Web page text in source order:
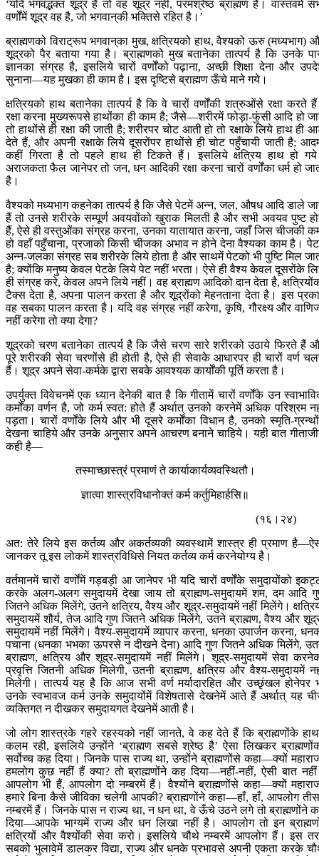
‘यदि भगवद्भक्त शूद्र है तो वह शूद्र नहीं, परमश्रेष्ठ ब्राह्मण है। वास्तवमें
वर्णोंमें शूद्र वह है, जो भगवान‍्की भक्तिसे रहित है।’
ब्राह्मणको विराट्रूप भगवान‍्का मुख, क्षत्रियको हाथ, वैश्यको ऊरु (मध्यभाग)
शूद्रको पैर बताया गया है। ब्राह्मणको मुख बतानेका तात्पर्य है कि उनके
ज्ञानका संग्रह है, इसलिये चारों वर्णोंको पढ़ाना, अच्छी शिक्षा देना और
सुनाना—यह मुखका ही काम है। इस दृष्टिसे ब्राह्मण ऊँचे माने गये।
क्षत्रियको हाथ बतानेका तात्पर्य है कि वे चारों वर्णोंकी शत्रुओंसे रक्षा करते
रक्षा करना मुख्यरूपसे हाथोंका ही काम है; जैसे—शरीरमें फोड़ा-फुंसी आदि हो
तो हाथोंसे ही रक्षा की जाती है; शरीरपर चोट आती हो तो रक्षाके लिये हाथ ही
देते हैं, और अपनी रक्षाके लिये दूसरोंपर हाथोंसे ही चोट पहुँचायी जाती है;
कहीं गिरता है तो पहले हाथ ही टिकते हैं। इसलिये क्षत्रिय हाथ हो
अराजकता फैल जानेपर तो जन, धन आदिकी रक्षा करना चारों वर्णोंका धर्म हो
है।
वैश्यको मध्यभाग कहनेका तात्पर्य है कि जैसे पेटमें अन्न, जल, औषध आदि डाले
हैं तो उनसे शरीरके सम्पूर्ण अवयवोंको खुराक मिलती है और सभी अवयव पुष्ट
हैं, ऐसे ही वस्तुओंका संग्रह करना, उनका यातायात करना, जहाँ जिस चीजकी
हो वहाँ पहुँचाना, प्रजाको किसी चीजका अभाव न होने देना वैश्यका काम है।
अन्न-जलका संग्रह सब शरीरके लिये होता है और साथमें पेटको भी पुष्टि मिल
है; क्योंकि मनुष्य केवल पेटके लिये पेट नहीं भरता। ऐसे ही वैश्य केवल दूसरोंके
ही संग्रह करे, केवल अपने लिये नहीं। वह ब्राह्मण आदिको दान देता है,
टैक्स देता है, अपना पालन करता है और शूद्रोंको मेहनताना देता है। इस
वह सबका पालन करता है। यदि वह संग्रह नहीं करेगा, कृषि, गौरक्ष्य और
नहीं करेगा तो क्या देगा?
शूद्रको चरण बतानेका तात्पर्य है कि जैसे चरण सारे शरीरको उठाये फिरते हैं
पूरे शरीरकी सेवा चरणोंसे ही होती है, ऐसे ही सेवाके आधारपर ही चारों वर्ण
हैं। शूद्र अपने सेवा-कर्मके द्वारा सबके आवश्यक कार्योंकी पूर्ति करता है।
उपर्युक्त विवेचनमें एक ध्यान देनेकी बात है कि गीतामें चारों वर्णोंके उन
कर्मोंका वर्णन है, जो कर्म स्वत: होते हैं अर्थात् उनको करनेमें अधिक परिश्रम
पड़ता। चारों वर्णोंके लिये और भी दूसरे कर्मोंका विधान है, उनको स्मृति-
देखना चाहिये और उनके अनुसार अपने आचरण बनाने चाहिये। यही बात
कही है—
तस्माच्छास्त्रं प्रमाणं ते कार्याकार्यव्यवस्थितौ।
ज्ञात्वा शास्त्रविधानोक्तं कर्म कर्तुमिहार्हसि॥
(१६।२४)
अत: तेरे लिये इस कर्तव्य और अकर्तव्यकी व्यवस्थामें शास्त्र ही प्रमाण
जानकर तू इस लोकमें शास्त्रविधिसे नियत कर्तव्य कर्म करनेयोग्य है।
वर्तमानमें चारों वर्णोंमें गड़बड़ी आ जानेपर भी यदि चारों वर्णोंके समुदायोंको
करके अलग-अलग समुदायमें देखा जाय तो ब्राह्मण-समुदायमें शम, दम आदि
जितने अधिक मिलेंगे, उतने क्षत्रिय, वैश्य और शूद्र-समुदायमें नहीं मिलेंगे।
समुदायमें शौर्य, तेज आदि गुण जितने अधिक मिलेंगे, उतने ब्राह्मण, वैश्य और
समुदायमें नहीं मिलेंगे। वैश्य-समुदायमें व्यापार करना, धनका उपार्जन करना,
पचाना (धनका भभका ऊपरसे न दीखने देना) आदि गुण जितने अधिक मिलेंगे,
ब्राह्मण, क्षत्रिय और शूद्र-समुदायमें नहीं मिलेंगे। शूद्र-समुदायमें सेवा
प्रवृत्ति जितनी अधिक मिलेगी, उतनी ब्राह्मण, क्षत्रिय और वैश्य-समुदायमें
मिलेगी। तात्पर्य यह है कि आज सभी वर्ण मर्यादारहित और उच्छृंखल होनेपर
उनके स्वभावज कर्म उनके समुदायोंमें विशेषतासे देखनेमें आते हैं अर्थात् यह
व्यक्तिगत न दीखकर समुदायगत देखनेमें आती है।
जो लोग शास्त्रके गहरे रहस्यको नहीं जानते, वे कह देते हैं कि ब्राह्मणोंके
कलम रही, इसलिये उन्होंने ‘ब्राह्मण सबसे श्रेष्ठ है’ ऐसा लिखकर
सर्वोच्च कह दिया। जिनके पास राज्य था, उन्होंने ब्राह्मणोंसे कहा—क्यों
हमलोग कुछ नहीं हैं क्या? तो ब्राह्मणोंने कह दिया—नहीं-नहीं, ऐसी बात
आपलोग भी हैं, आपलोग दो नम्बरमें हैं। वैश्योंने ब्राह्मणोंसे कहा—क्यों
हमारे बिना कैसे जीविका चलेगी आपकी? ब्राह्मणोंने कहा—हाँ, हाँ, आपलोग
नम्बरमें हैं। जिनके पास न राज्य था, न धन था, वे ऊँचे उठने लगे तो ब्राह्मणोंने
दिया—आपके भाग्यमें राज्य और धन लिखा नहीं है। आपलोग तो इन
क्षत्रियों और वैश्योंकी सेवा करो। इसलिये चौथे नम्बरमें आपलोग हैं। इस
सबको भुलावेमें डालकर विद्या, राज्य और धनके प्रभावसे अपनी एकता करके